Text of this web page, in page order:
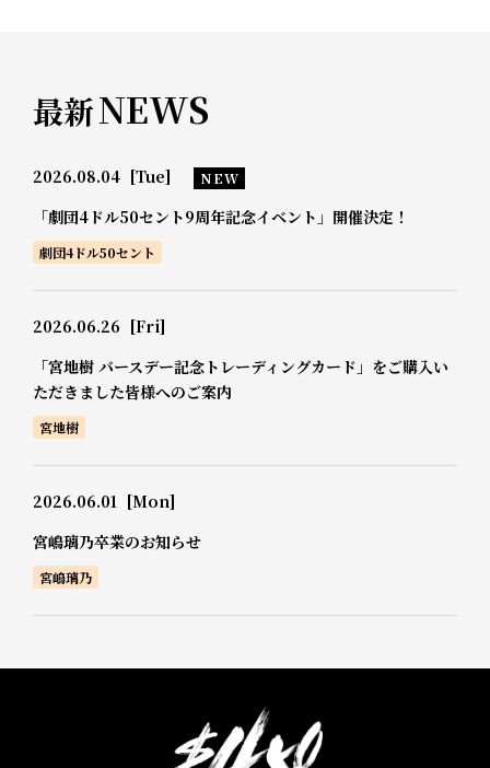
最新NEWS
2026.08.04 [Tue] NEW
「劇団4ドル50セント9周年記念イベント」開催決定！
劇団4ドル50セント
2026.06.26 [Fri]
「宮地樹 バースデー記念トレーディングカード」をご購入い
ただきました皆様へのご案内
宮地樹
2026.06.01 [Mon]
宮嶋璃乃卒業のお知らせ
宮嶋璃乃